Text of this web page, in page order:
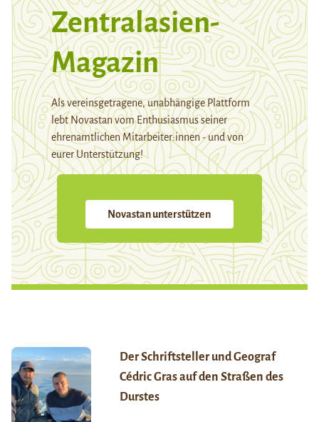
Zentralasien-
Magazin
Als vereinsgetragene, unabhängige Plattform
lebt Novastan vom Enthusiasmus seiner
ehrenamtlichen Mitarbeiter:innen - und von
eurer Unterstützung!
Novastan unterstützen
Der Schriftsteller und Geograf
Cédric Gras auf den Straßen des
Durstes